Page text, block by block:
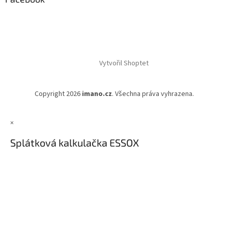
Vytvořil Shoptet
Copyright 2026 imano.cz. Všechna práva vyhrazena.
×
Splátková kalkulačka ESSOX